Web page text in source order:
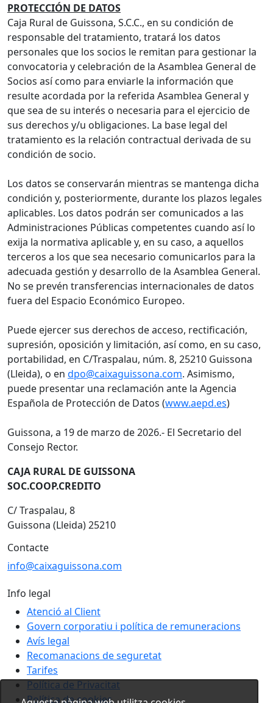
PROTECCIÓN DE DATOS
Caja Rural de Guissona, S.C.C., en su condición de
responsable del tratamiento, tratará los datos
personales que los socios le remitan para gestionar la
convocatoria y celebración de la Asamblea General de
Socios así como para enviarle la información que
resulte acordada por la referida Asamblea General y
que sea de su interés o necesaria para el ejercicio de
sus derechos y/u obligaciones. La base legal del
tratamiento es la relación contractual derivada de su
condición de socio.
Los datos se conservarán mientras se mantenga dicha
condición y, posteriormente, durante los plazos legales
aplicables. Los datos podrán ser comunicados a las
Administraciones Públicas competentes cuando así lo
exija la normativa aplicable y, en su caso, a aquellos
terceros a los que sea necesario comunicarlos para la
adecuada gestión y desarrollo de la Asamblea General.
No se prevén transferencias internacionales de datos
fuera del Espacio Económico Europeo.
Puede ejercer sus derechos de acceso, rectificación,
supresión, oposición y limitación, así como, en su caso,
portabilidad, en C/Traspalau, núm. 8, 25210 Guissona
(Lleida), o en dpo@caixaguissona.com. Asimismo,
puede presentar una reclamación ante la Agencia
Española de Protección de Datos (www.aepd.es)
Guissona, a 19 de marzo de 2026.- El Secretario del
Consejo Rector.
CAJA RURAL DE GUISSONA
SOC.COOP.CREDITO
C/ Traspalau, 8
Guissona (Lleida) 25210
Contacte
info@caixaguissona.com
Info legal
Atenció al Client
Govern corporatiu i política de remuneracions
Avís legal
Recomanacions de seguretat
Tarifes
Política de Privacitat
Política de cookies